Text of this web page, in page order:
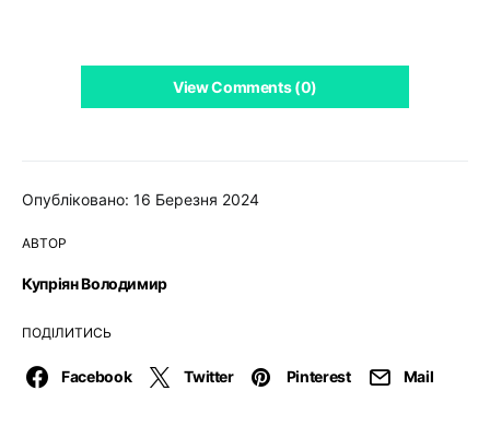
Опубліковано: 16 Березня 2024
АВТОР
Купріян Володимир
ПОДІЛИТИСЬ
Facebook Twitter Pinterest Mail
View Comments (0)